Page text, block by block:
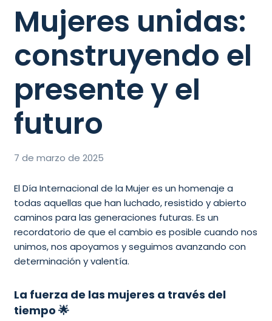
Mujeres unidas:
construyendo el
presente y el
futuro
7 de marzo de 2025
El Día Internacional de la Mujer es un homenaje a
todas aquellas que han luchado, resistido y abierto
caminos para las generaciones futuras. Es un
recordatorio de que el cambio es posible cuando nos
unimos, nos apoyamos y seguimos avanzando con
determinación y valentía.
La fuerza de las mujeres a través del
tiempo 🌟